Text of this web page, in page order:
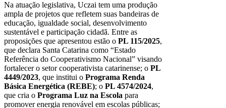
Na atuação legislativa, Uczai tem uma produção
ampla de projetos que refletem suas bandeiras de
educação, igualdade social, desenvolvimento
sustentável e participação cidadã. Entre as
proposições que apresentou estão o PL 115/2025,
que declara Santa Catarina como “Estado
Referência do Cooperativismo Nacional” visando
fortalecer o setor cooperativista catarinense; o PL
4449/2023, que institui o Programa Renda
Básica Energética (REBE); o PL 4574/2024,
que cria o Programa Luz na Escola para
promover energia renovável em escolas públicas;